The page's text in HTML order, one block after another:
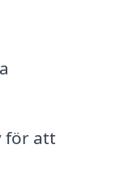
för att